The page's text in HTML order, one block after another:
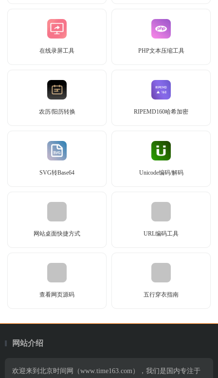
在线录屏工具 PHP文本压缩工具
农历/阳历转换 RIPEMD160哈希加密
SVG转Base64 Unicode编码/解码
网站桌面快捷方式 URL编码工具
查看网页源码 五行穿衣指南
网站介绍
欢迎来到北京时间网（www.time163.com），我们是国内专注于